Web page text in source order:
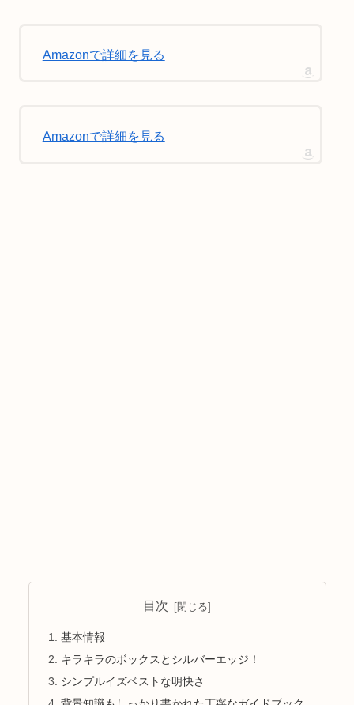
Amazonで詳細を見る
Amazonで詳細を見る
目次
基本情報
キラキラのボックスとシルバーエッジ！
シンプルイズベストな明快さ